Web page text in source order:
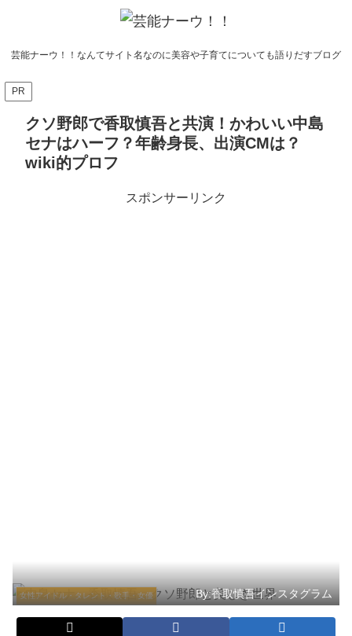
芸能ナーウ！！なんてサイト名なのに美容や子育てについても語りだすブログ
PR
クソ野郎で香取慎吾と共演！かわいい中島
セナはハーフ？年齢身長、出演CMは？
wiki的プロフ
スポンサーリンク
女性アイドル・タレント・歌手・女優 By:香取慎吾インスタグラム